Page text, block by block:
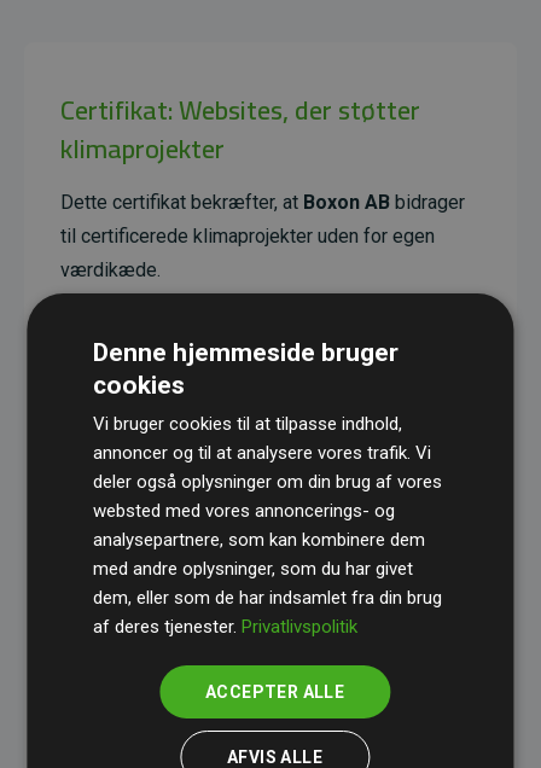
Certifikat: Websites, der støtter
klimaprojekter
Dette certifikat bekræfter, at Boxon AB bidrager
til certificerede klimaprojekter uden for egen
værdikæde.
reducerende effekt, som i gennemsnit svarer til
dobbelt så meget CO₂ som den estimerede
Alle projekter er verificeret gennem Gold
Standard– en international ordning, der sikrer høj
kvalitet og gennemsigtighed i klimainvesteringer.
Du kan læse mere om de konkrete projekter
initiativet Websites, der støtter klimaprojekter
Denne hjemmeside bruger
cookies
Vi bruger cookies til at tilpasse indhold,
annoncer og til at analysere vores trafik. Vi
deler også oplysninger om din brug af vores
websted med vores annoncerings- og
analysepartnere, som kan kombinere dem
med andre oplysninger, som du har givet
dem, eller som de har indsamlet fra din brug
af deres tjenester.Privatlivspolitik
ACCEPTER ALLE
AFVIS ALLE